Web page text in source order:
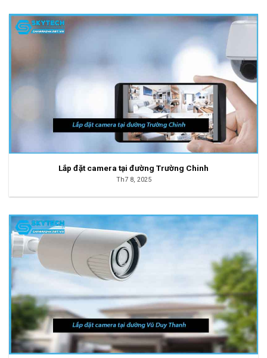
Lắp đặt camera tại đường Trường Chinh
Th7 8, 2025